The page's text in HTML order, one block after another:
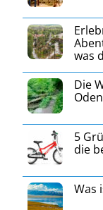
was
Die
5
die
Was